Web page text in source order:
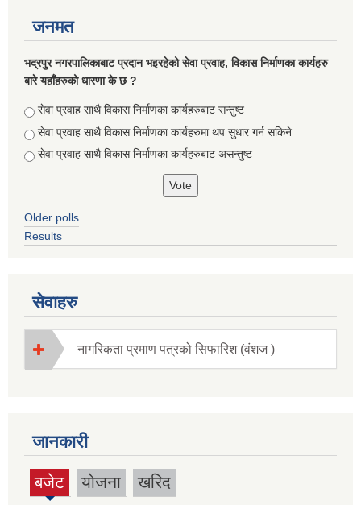
जनमत
भद्रपुर नगरपालिकाबाट प्रदान भइरहेको सेवा प्रवाह, विकास निर्माणका कार्यहरु
बारे यहाँहरुको धारणा के छ ?
Choices
सेवा प्रवाह साथै विकास निर्माणका कार्यहरुबाट सन्तुष्ट
सेवा प्रवाह साथै विकास निर्माणका कार्यहरुमा थप सुधार गर्न सकिने
सेवा प्रवाह साथै विकास निर्माणका कार्यहरुबाट असन्तुष्ट
Older polls
Results
सेवाहरु
नागरिकता प्रमाण पत्रको सिफारिश (वंशज )
जानकारी
बजेट
(active
योजना खरिद